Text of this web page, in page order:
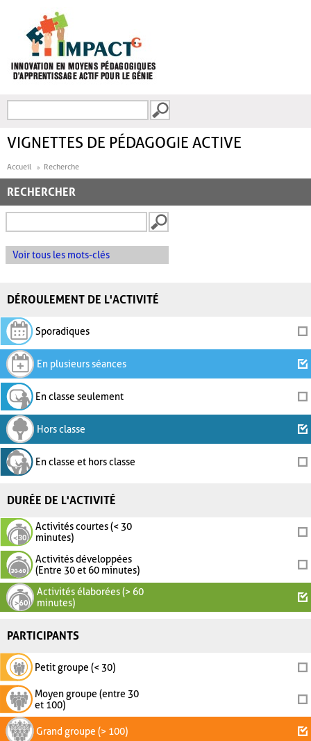
FORMULAIRE DE
VIGNETTES DE PÉDAGOGIE ACTIVE
Accueil Recherche
RECHERCHER
Voir tous les mots-clés
DÉROULEMENT DE L'ACTIVITÉ
Sporadiques
En plusieurs séances
En classe seulement
Hors classe
En classe et hors classe
DURÉE DE L'ACTIVITÉ
Activités courtes (< 30
minutes)
Activités développées
(Entre 30 et 60 minutes)
Activités élaborées (> 60
minutes)
PARTICIPANTS
Petit groupe (< 30)
Moyen groupe (entre 30
et 100)
Grand groupe (> 100)